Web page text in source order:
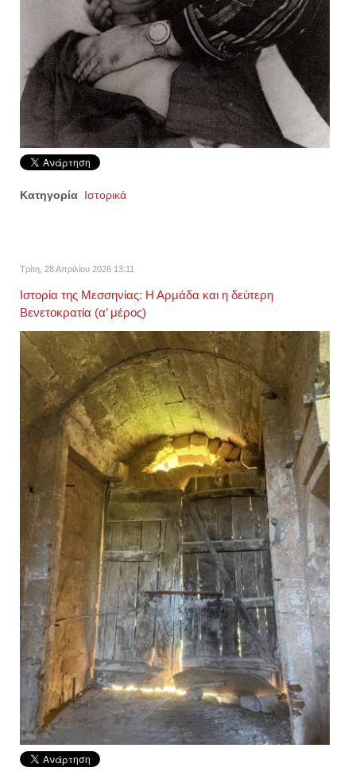
Κατηγορία Ιστορικά
Τρίτη, 28 Απριλίου 2026 13:11
Ιστορία της Μεσσηνίας: Η Αρμάδα και η δεύτερη
Βενετοκρατία (α’ μέρος)